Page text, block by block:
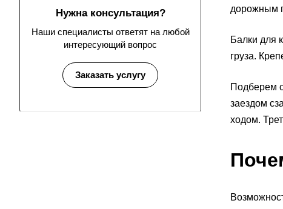
дорожным
Балки для
груза.
Подберем
заездом
ходом.
Нужна консультация?
Наши специалисты ответят на любой
интересующий вопрос
Заказать услугу